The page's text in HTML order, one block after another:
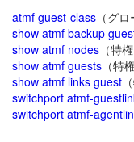
atmf guest-class （グ
show atmf backup
show atmf nodes （特
show atmf guests （特
show atmf links guest
switchport atmf-
switchport atmf-